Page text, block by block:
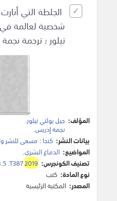
الجلطة التي
شخصية لعالمة
تيلور ؛ ترجمة
المؤلف: جيل بولتي تيلور.
نجمة إدريس.
بيانات النشر: كندا : مسعى للنشر
المواضيع: الدماغ البشري.
تصنيف الكونجرس:
.T3872019
نوع المادة: كتب
المصدر: المكتبة الرئيسية